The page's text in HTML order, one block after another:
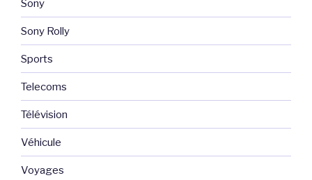
Sony
Sony Rolly
Sports
Telecoms
Télévision
Véhicule
Voyages